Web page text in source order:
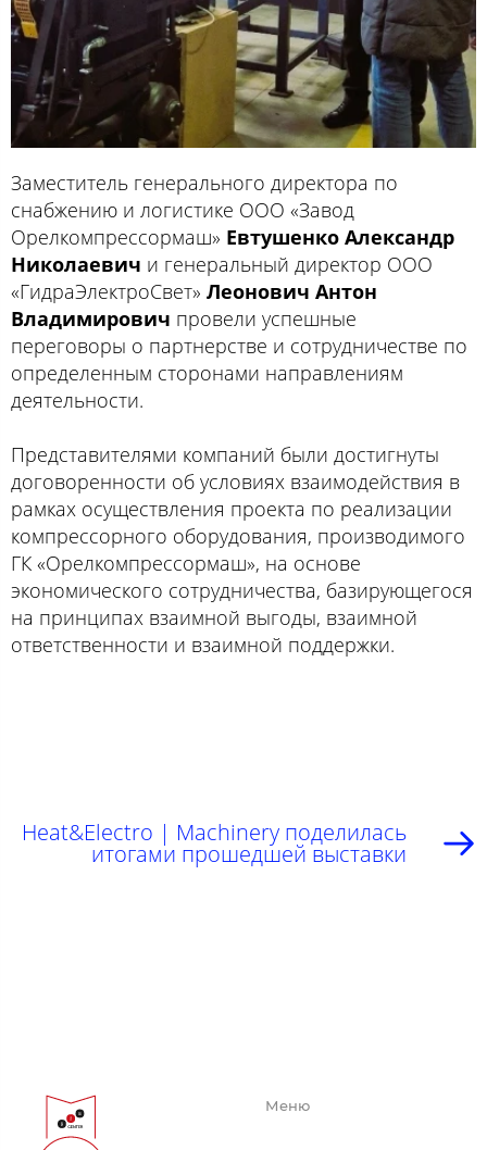
Заместитель генерального директора по
снабжению и логистике ООО «‎Завод
Орелкомпрессормаш» Евтушенко Александр
Николаевич и генеральный директор ООО
«‎ГидраЭлектроСвет» Леонович Антон
Владимирович провели успешные
переговоры о партнерстве и сотрудничестве по
определенным сторонами направлениям
деятельности.
Представителями компаний были достигнуты
договоренности об условиях взаимодействия в
рамках осуществления проекта по реализации
компрессорного оборудования, производимого
ГК «‎Орелкомпрессормаш», на основе
экономического сотрудничества, базирующегося
на принципах взаимной выгоды, взаимной
ответственности и взаимной поддержки.
Heat&Electro | Machinery поделилась
итогами прошедшей выставки
Меню